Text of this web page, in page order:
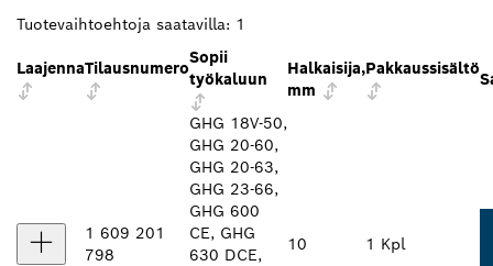
Tuotevaihtoehtoja saatavilla: 1
LaajennaTilausnumero
Sopii
työkaluun
Halkaisija,
mm
Pakkaussisältö
1 609 201
798
GHG 18V-50,
GHG 20-60,
GHG 20-63,
GHG 23-66,
GHG 600
CE, GHG
630 DCE,
10 1 Kpl